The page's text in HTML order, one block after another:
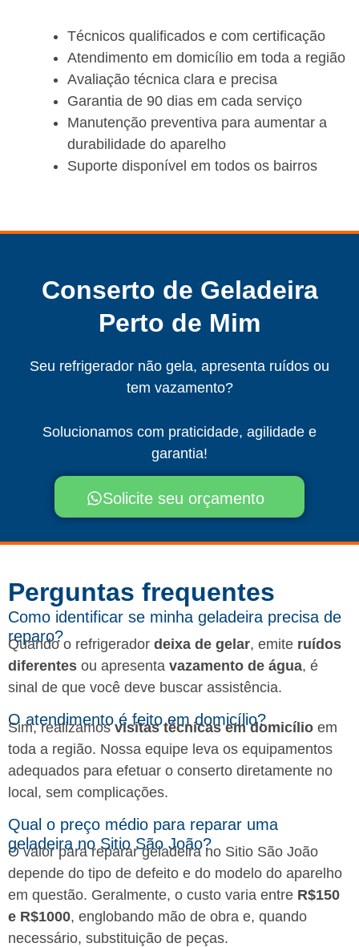
Técnicos qualificados e com certificação
Atendimento em domicílio em toda a região
Avaliação técnica clara e precisa
Garantia de 90 dias em cada serviço
Manutenção preventiva para aumentar a
durabilidade do aparelho
Suporte disponível em todos os bairros
Conserto de Geladeira
Perto de Mim
Seu refrigerador não gela, apresenta ruídos ou
tem vazamento?
Solucionamos com praticidade, agilidade e
garantia!
Solicite seu orçamento
Perguntas frequentes​
Como identificar se minha geladeira precisa de
reparo?
Quando o refrigerador deixa de gelar, emite ruídos
diferentes ou apresenta vazamento de água, é
sinal de que você deve buscar assistência.
O atendimento é feito em domicílio?
Sim, realizamosvisitas técnicas em domicílio em
toda a região. Nossa equipe leva os equipamentos
adequados para efetuar o conserto diretamente no
local, sem complicações.
Qual o preço médio para reparar uma
geladeira no Sitio São João?
O valor para reparar geladeira no Sitio São João
depende do tipo de defeito e do modelo do aparelho
em questão. Geralmente, o custo varia entre R$150
e R$1000, englobando mão de obra e, quando
necessário, substituição de peças.